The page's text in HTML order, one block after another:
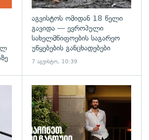
აგვისტოს ომიდან 18 წელი
გავიდა — ევროპული
სახელმწიფოების საგარეო
უწყებების განცხადებები
7 აგვისტო, 10:39
გადახედვა